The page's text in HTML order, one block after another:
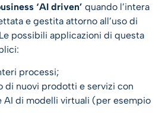
‘AI driven’ quando l’intera
e gestita attorno all’uso di
possibili applicazioni di questa
processi;
di nuovi prodotti e servizi con
AI di modelli virtuali (per esempio